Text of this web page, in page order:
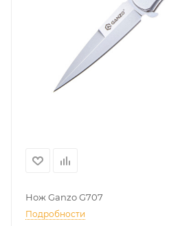
Нож Ganzo G707
Подробности